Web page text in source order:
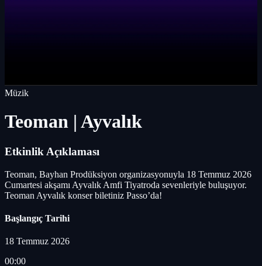
Müzik
Teoman | Ayvalık
Etkinlik Açıklaması
Teoman, Bayhan Prodüksiyon organizasyonuyla 18 Temmuz 2026
Cumartesi akşamı Ayvalık Amfi Tiyatroda sevenleriyle buluşuyor.
Teoman Ayvalık konser biletiniz Passo’da!
Başlangıç Tarihi
18 Temmuz 2026
00:00